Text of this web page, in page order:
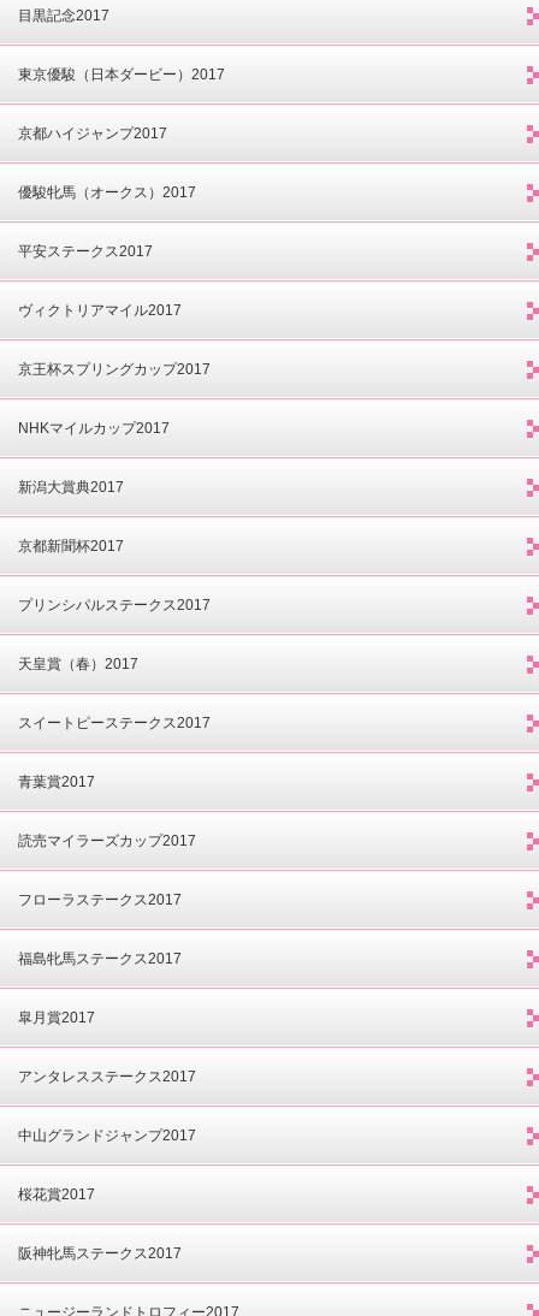
目黒記念2017
東京優駿（日本ダービー）2017
京都ハイジャンプ2017
優駿牝馬（オークス）2017
平安ステークス2017
ヴィクトリアマイル2017
京王杯スプリングカップ2017
NHKマイルカップ2017
新潟大賞典2017
京都新聞杯2017
プリンシパルステークス2017
天皇賞（春）2017
スイートピーステークス2017
青葉賞2017
読売マイラーズカップ2017
フローラステークス2017
福島牝馬ステークス2017
皐月賞2017
アンタレスステークス2017
中山グランドジャンプ2017
桜花賞2017
阪神牝馬ステークス2017
ニュージーランドトロフィー2017